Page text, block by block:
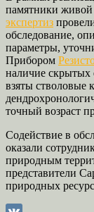
памятники
экспертиз
обследование,
параметры,
Прибором
наличие скрытых
взяты стволовые
точный возраст
Содействие в
оказали
природным
представители
природных